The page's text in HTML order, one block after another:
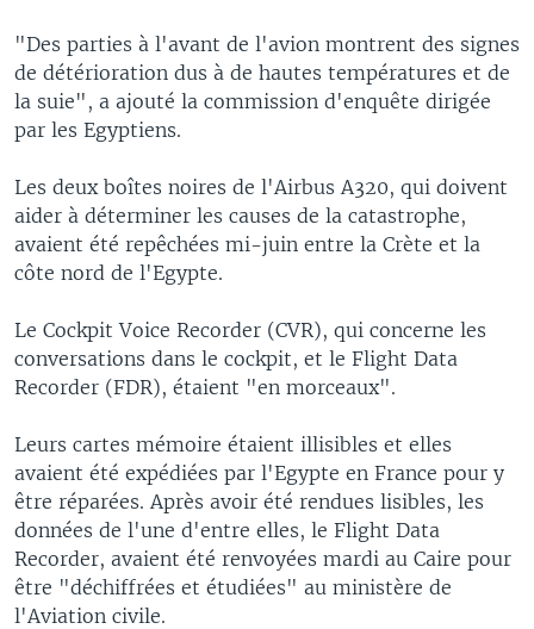
"Des parties à l'avant de l'avion montrent des signes
de détérioration dus à de hautes températures et de
la suie", a ajouté la commission d'enquête dirigée
par les Egyptiens.
Les deux boîtes noires de l'Airbus A320, qui doivent
aider à déterminer les causes de la catastrophe,
avaient été repêchées mi-juin entre la Crète et la
côte nord de l'Egypte.
Le Cockpit Voice Recorder (CVR), qui concerne les
conversations dans le cockpit, et le Flight Data
Recorder (FDR), étaient "en morceaux".
Leurs cartes mémoire étaient illisibles et elles
avaient été expédiées par l'Egypte en France pour y
être réparées. Après avoir été rendues lisibles, les
données de l'une d'entre elles, le Flight Data
Recorder, avaient été renvoyées mardi au Caire pour
être "déchiffrées et étudiées" au ministère de
l'Aviation civile.